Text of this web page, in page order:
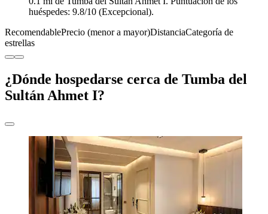
huéspedes: 9.8/10 (Excepcional).
RecomendablePrecio (menor a mayor)DistanciaCategoría de
estrellas
¿Dónde hospedarse cerca de Tumba del
Sultán Ahmet I?